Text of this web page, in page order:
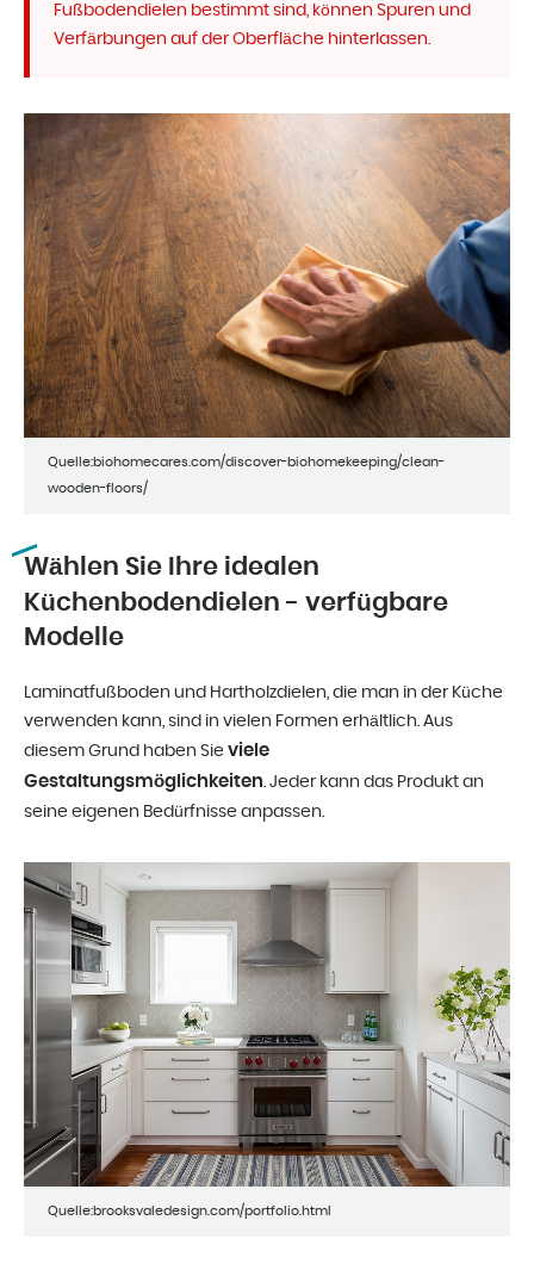
Fußbodendielen bestimmt sind, können Spuren und
Verfärbungen auf der Oberfläche hinterlassen.
Quelle:biohomecares.com/discover-biohomekeeping/clean-
wooden-floors/
Wählen Sie Ihre idealen
Küchenbodendielen - verfügbare
Modelle
Laminatfußboden und Hartholzdielen, die man in der Küche
verwenden kann, sind in vielen Formen erhältlich. Aus
diesem Grund haben Sie viele
Gestaltungsmöglichkeiten. Jeder kann das Produkt an
seine eigenen Bedürfnisse anpassen.
Quelle:brooksvaledesign.com/portfolio.html